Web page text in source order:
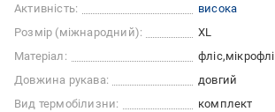
Активність:
висока
Розмір (міжнародний):
XL
Матеріал:
фліс
Довжина рукава:
довгий
Вид термобілизни:
комплект